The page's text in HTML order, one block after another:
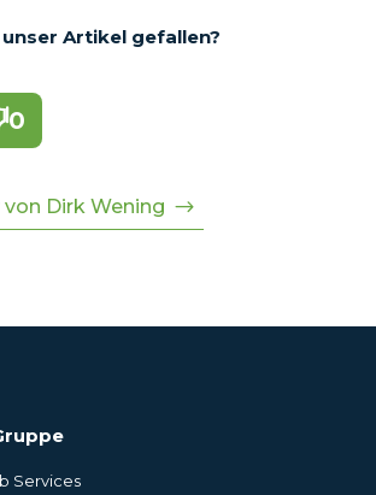
Artikel gefallen?
0
Dirk Wening
Services